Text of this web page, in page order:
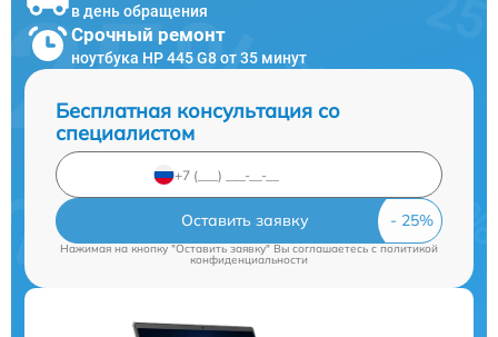
в день обращения
Срочный ремонт
ноутбука HP 445 G8 от 35 минут
Бесплатная консультация со
специалистом
Оставить заявку
Нажимая на кнопку "Оставить заявку" Вы соглашаетесь cполитикой
конфиденциальности